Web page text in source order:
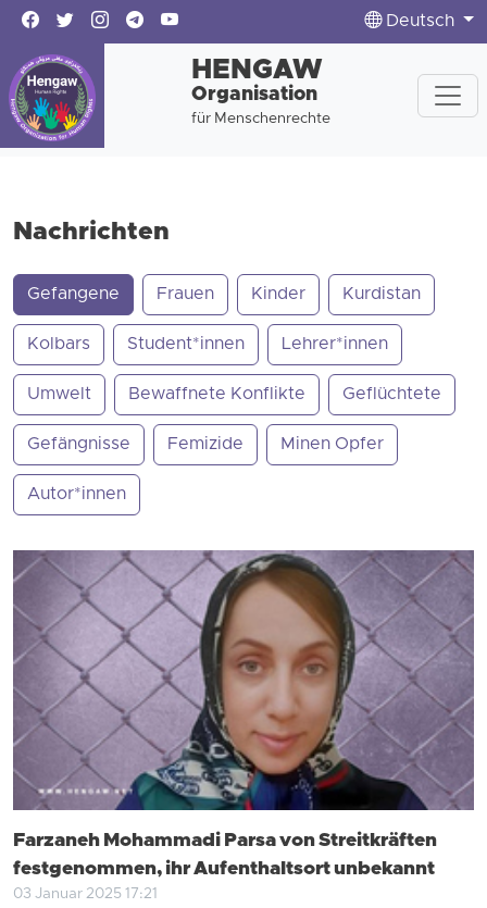
Deutsch
HENGAW
Organisation
für Menschenrechte
Nachrichten
Gefangene Frauen Kinder Kurdistan
Kolbars Student*innen Lehrer*innen
Umwelt Bewaffnete Konflikte Geflüchtete
Gefängnisse Femizide Minen Opfer
Autor*innen
Farzaneh Mohammadi Parsa von Streitkräften
festgenommen, ihr Aufenthaltsort unbekannt
03 Januar 2025 17:21